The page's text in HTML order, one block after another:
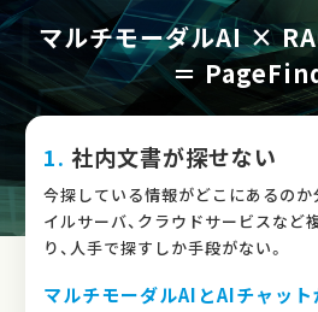
マルチモーダルAI ×
＝
1. 社内文書が探せない
今探している情報がどこにあるのか
イルサーバ、クラウドサービスなど
り、人手で探すしか手段がない。
マルチモーダルAIとAIチャッ